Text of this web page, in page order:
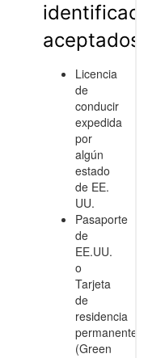
aceptados
Licencia
de
conducir
expedida
por
algún
estado
de EE.
UU.
Pasaporte
de
EE.UU.
o
Tarjeta
de
residencia
permanente
(Green